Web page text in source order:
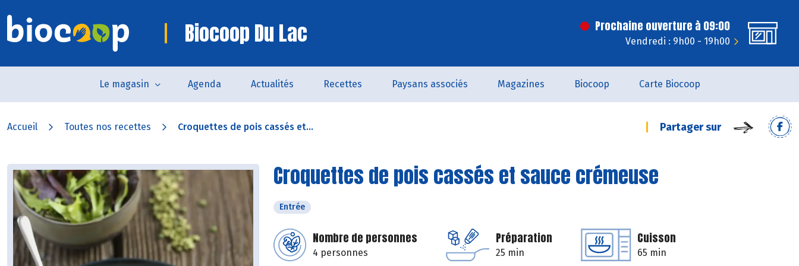
Biocoop Du Lac Prochaine ouverture à 09:00
Vendredi : 9h00 - 19h00
Le magasin Agenda Actualités Recettes Paysans associés Magazines Biocoop Carte Biocoop
Accueil Toutes nos recettes Croquettes de pois cassés et... Partager sur
Croquettes de pois cassés et sauce crémeuse
Entrée
Nombre de personnes
4 personnes
Préparation
25 min
Cuisson
65 min